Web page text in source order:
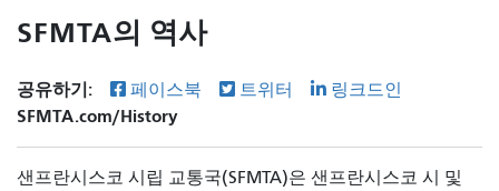
SFMTA의 역사
공유하기: 페이스북 트위터 링크드인
SFMTA.com/History
샌프란시스코 시립 교통국(SFMTA)은 샌프란시스코 시 및